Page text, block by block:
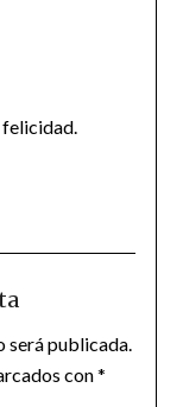
felicidad.
será publicada.
con*